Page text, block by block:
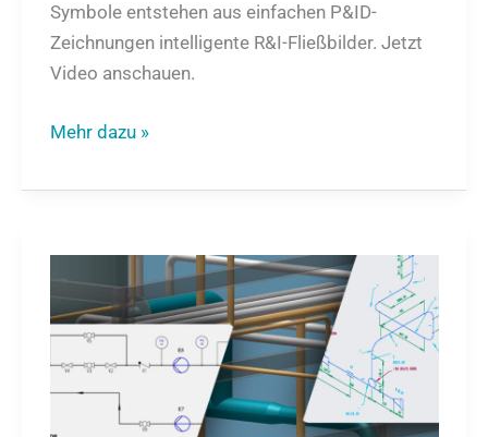
Symbole entstehen aus einfachen P&ID-
Zeichnungen intelligente R&I-Fließbilder. Jetzt
Video anschauen.
Mehr dazu »
Rohrleitungsplanung:
Effizient
von
R&I